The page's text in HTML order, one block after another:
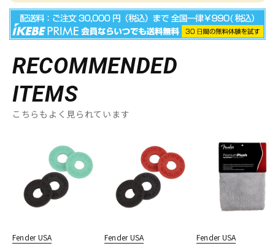
RECOMMENDED
ITEMS
こちらもよく見られています
Fender USA
Fender USA
Fender USA